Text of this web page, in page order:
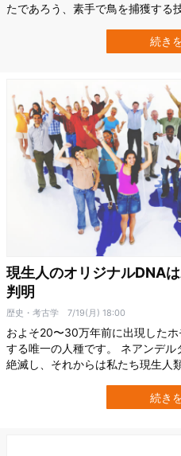
たであろう、素手で鳥を捕獲する
を捕えることに成功しています。
Ecology and Evolution』にて公開
続き
現生人のオリジナルDNA
判明
歴史・考古学 7/19(月) 18:00
およそ20〜30万年前に出現した
する唯一の人種です。 ネアンデ
絶滅し、それからは私たち現生人
Cruz）の研究により、ホモ・サピ
体の1.5〜7%に過ぎないことが明
続き